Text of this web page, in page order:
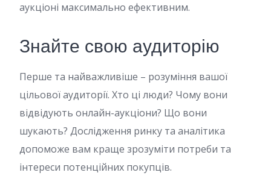
аукціоні максимально ефективним.
Знайте свою аудиторію
Перше та найважливіше – розуміння вашої
цільової аудиторії. Хто ці люди? Чому вони
відвідують онлайн-аукціони? Що вони
шукають? Дослідження ринку та аналітика
допоможе вам краще зрозуміти потреби та
інтереси потенційних покупців.